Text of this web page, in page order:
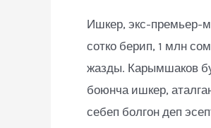
Ишкер, экс-премьер-
сотко берип, 1 млн
жазды. Карымшаков
боюнча ишкер,
себеп болгон деп